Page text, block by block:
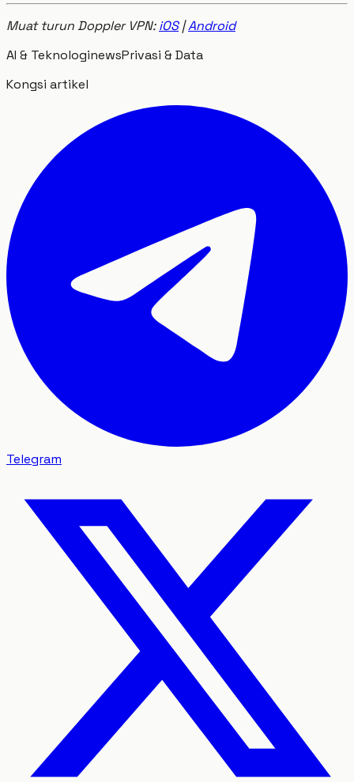
Muat turun Doppler VPN:iOS|Android
AI & TeknologinewsPrivasi & Data
Kongsi artikel
Telegram